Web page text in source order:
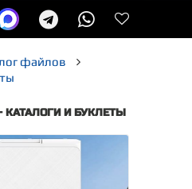
файлов
КАТАЛОГИ И БУКЛЕТЫ